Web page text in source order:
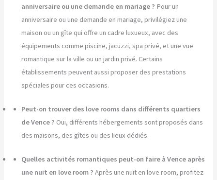
anniversaire ou une demande en mariage ? Pour un
anniversaire ou une demande en mariage, privilégiez une
maison ou un gîte qui offre un cadre luxueux, avec des
équipements comme piscine, jacuzzi, spa privé, et une vue
romantique sur la ville ou un jardin privé. Certains
établissements peuvent aussi proposer des prestations
spéciales pour ces occasions.
Peut-on trouver des love rooms dans différents quartiers
de Vence ? Oui, différents hébergements sont proposés dans
des maisons, des gîtes ou des lieux dédiés.
Quelles activités romantiques peut-on faire à Vence après
une nuit en love room ? Après une nuit en love room, profitez